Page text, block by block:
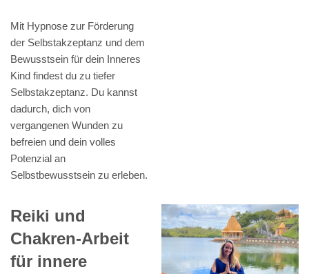
Mit Hypnose zur Förderung
der Selbstakzeptanz und dem
Bewusstsein für dein Inneres
Kind findest du zu tiefer
Selbstakzeptanz. Du kannst
dadurch, dich von
vergangenen Wunden zu
befreien und dein volles
Potenzial an
Selbstbewusstsein zu erleben.
Reiki und
Chakren-Arbeit
für innere